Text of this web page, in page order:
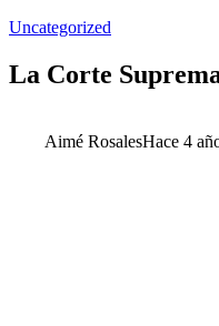
Uncategorized
La Corte
Aimé RosalesHace 4